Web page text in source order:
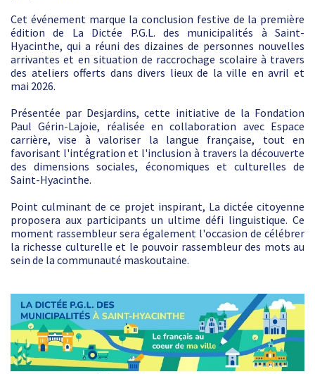
Cet événement marque la conclusion festive de la première
édition de La Dictée P.G.L. des municipalités à Saint-
Hyacinthe, qui a réuni des dizaines de personnes nouvelles
arrivantes et en situation de raccrochage scolaire à travers
des ateliers offerts dans divers lieux de la ville en avril et
mai 2026.
Présentée par Desjardins, cette initiative de la Fondation
Paul Gérin-Lajoie, réalisée en collaboration avec Espace
carrière, vise à valoriser la langue française, tout en
favorisant l'intégration et l'inclusion à travers la découverte
des dimensions sociales, économiques et culturelles de
Saint-Hyacinthe.
Point culminant de ce projet inspirant, La dictée citoyenne
proposera aux participants un ultime défi linguistique. Ce
moment rassembleur sera également l'occasion de célébrer
la richesse culturelle et le pouvoir rassembleur des mots au
sein de la communauté maskoutaine.